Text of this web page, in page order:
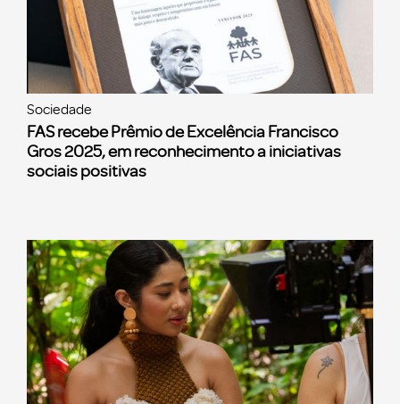
Sociedade
FAS recebe Prêmio de Excelência Francisco
Gros 2025, em reconhecimento a iniciativas
sociais positivas